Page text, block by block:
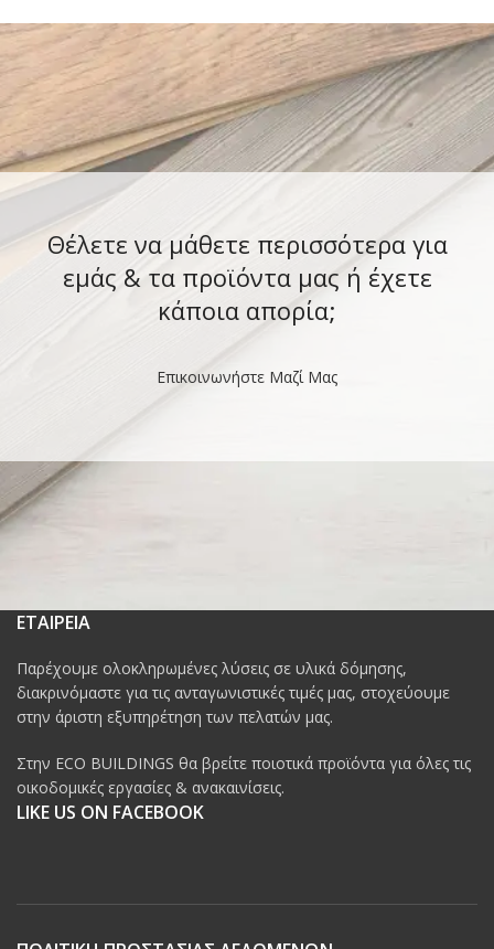
Θέλετε να μάθετε περισσότερα για
εμάς & τα προϊόντα μας ή έχετε
κάποια απορία;
Επικοινωνήστε Μαζί Μας
ΕΤΑΙΡΕΙΑ
Παρέχουμε ολοκληρωμένες λύσεις σε υλικά δόμησης,
διακρινόμαστε για τις ανταγωνιστικές τιμές μας, στοχεύουμε
στην άριστη εξυπηρέτηση των πελατών μας.
Στην ECO BUILDINGS θα βρείτε ποιοτικά προϊόντα για όλες τις
οικοδομικές εργασίες & ανακαινίσεις.
LIKE US ON FACEBOOK